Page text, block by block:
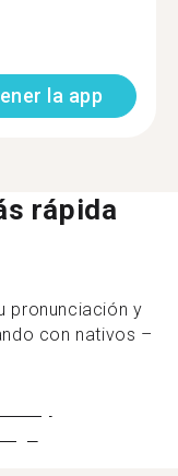
la app
rápida
pronunciación y
con nativos –